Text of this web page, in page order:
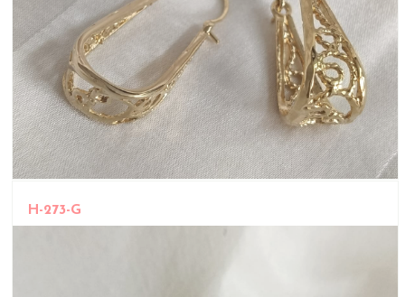
H-273-G